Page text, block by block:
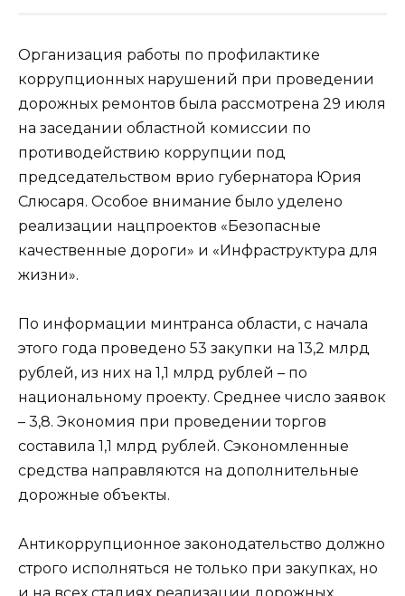
Организация работы по профилактике
коррупционных нарушений при проведении
дорожных ремонтов была рассмотрена 29 июля
на заседании областной комиссии по
противодействию коррупции под
председательством врио губернатора Юрия
Слюсаря. Особое внимание было уделено
реализации нацпроектов «Безопасные
качественные дороги» и «Инфраструктура для
жизни».
По информации минтранса области, с начала
этого года проведено 53 закупки на 13,2 млрд
рублей, из них на 1,1 млрд рублей – по
национальному проекту. Среднее число заявок
– 3,8. Экономия при проведении торгов
составила 1,1 млрд рублей. Сэкономленные
средства направляются на дополнительные
дорожные объекты.
Антикоррупционное законодательство должно
строго исполняться не только при закупках, но